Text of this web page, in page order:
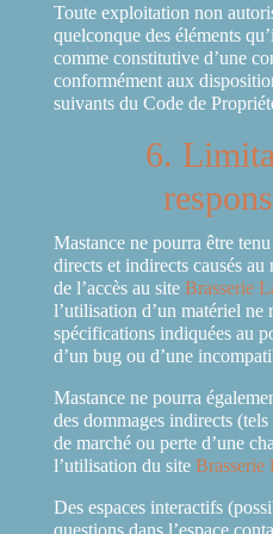
Toute exploitation non
quelconque des éléments
comme constitutive d’une
conformément aux
suivants du Code de
6.
Mastance ne pourra être
directs et indirects causés
de l’accès au site Brasserie
l’utilisation d’un matériel ne
spécifications indiquées au
d’un bug ou d’une
Mastance ne pourra
des dommages indirects
de marché ou perte d’une
l’utilisation du site Brasserie
Des espaces interactifs
questions dans l’espace